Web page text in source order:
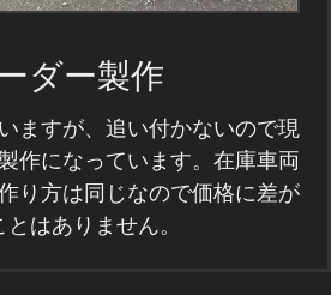
ダー製作
ますが、追い付かないので現
作になっています。在庫車両
り方は同じなので価格に差が
とはありません。